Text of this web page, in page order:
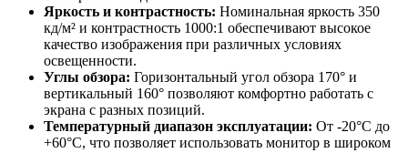
Яркость и контрастность: Номинальная яркость 350
кд/м² и контрастность 1000:1 обеспечивают высокое
качество изображения при различных условиях
освещенности.
Углы обзора: Горизонтальный угол обзора 170° и
вертикальный 160° позволяют комфортно работать с
экрана с разных позиций.
Температурный диапазон эксплуатации: От -20°C до
+60°C, что позволяет использовать монитор в широком